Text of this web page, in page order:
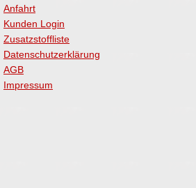
Anfahrt
Kunden Login
Zusatzstoffliste
Datenschutzerklärung
AGB
Impressum